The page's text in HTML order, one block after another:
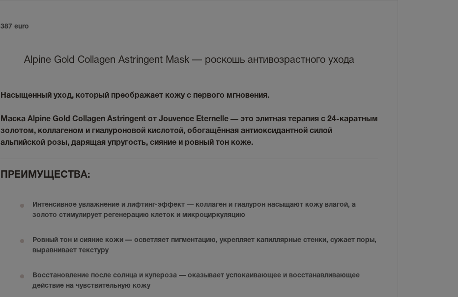
387 euro
Alpine Gold Collagen Astringent Mask — роскошь антивозрастного ухода
Насыщенный уход, который преображает кожу с первого мгновения.
Маска Alpine Gold Collagen Astringent от Jouvence Eternelle — это элитная терапия с 24-каратным
золотом, коллагеном и гиалуроновой кислотой, обогащённая антиоксидантной силой
альпийской розы, дарящая упругость, сияние и ровный тон коже.
ПРЕИМУЩЕСТВА:
Интенсивное увлажнение и лифтинг-эффект — коллаген и гиалурон насыщают кожу влагой, а
золото стимулирует регенерацию клеток и микроциркуляцию
Ровный тон и сияние кожи — осветляет пигментацию, укрепляет капиллярные стенки, сужает поры,
выравнивает текстуру
Восстановление после солнца и купероза — оказывает успокаивающее и восстанавливающее
действие на чувствительную кожу